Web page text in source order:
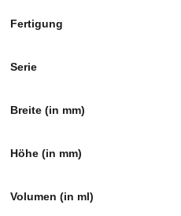
Fertigung
Serie
Breite (in mm)
Höhe (in mm)
Volumen (in ml)